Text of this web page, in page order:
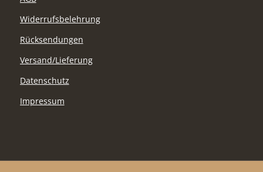
Widerrufsbelehrung
Rücksendungen
Versand/Lieferung
Datenschutz
Impressum